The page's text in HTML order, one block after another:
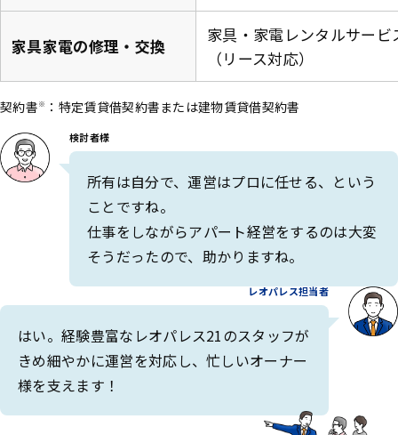
家具家電の修理・交換
家具・家電レンタルサービ
（リース対応）
契約書※ ：特定賃貸借契約書または建物賃貸借契約書
検討者様
所有は自分で、運営はプロに任せる、という
ことですね。
仕事をしながらアパート経営をするのは大変
そうだったので、助かりますね。
レオパレス担当者
はい。経験豊富なレオパレス21のスタッフが
きめ細やかに運営を対応し、忙しいオーナー
様を支えます！